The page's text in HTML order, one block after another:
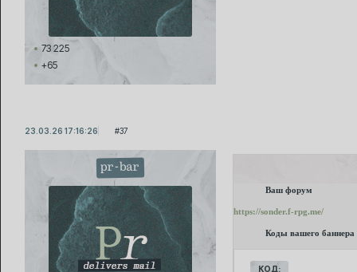
73 225
+65
37
23.03.26 17:16:26
pr-bar
Ваш форум
https://sonder.f-rpg.me/
Коды вашего баннера
КОД: